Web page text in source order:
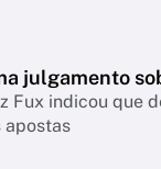
julgamento
Fux indicou que
apostas